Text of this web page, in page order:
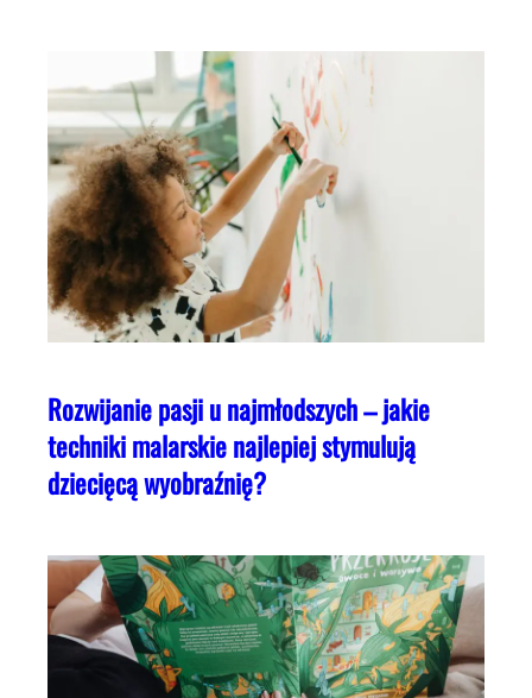
Rozwijanie pasji u najmłodszych – jakie
techniki malarskie najlepiej stymulują
dziecięcą wyobraźnię?